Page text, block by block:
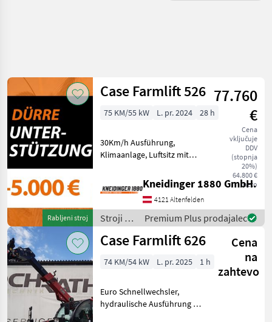
Kategorija 4 Država Filtri
TRENUTNA
POT
tehnika
Stroji Z
Motorji
Dvoriscni
Nakladalnik
Case
Ih
IZBERITE
KATEGORIJO
Case IH
Ponastavi
rezultatov
Rabljeni stroj
Case Farmlift 526 77.760
€
Cena
vključuje
DDV
(stopnja
20%)
64.800 €
neto
75 KM/55 kW L. pr. 2024 28 h
30Km/h Ausführung,
Klimaanlage, Luftsitz mit
Joystick mit Proportionaler
gleichzeitiger Steuerung,
Steuerventil für
5.Funktionen, H
Kneidinger 1880 GmbH.
4121 Altenfelden
Stroji z
motorji /
Case IH
Premium Plus prodajalec
Case Farmlift 626
Cena
na
zahtevo
74 KM/54 kW L. pr. 2025 1 h
Euro Schnellwechsler,
hydraulische Ausführung 2